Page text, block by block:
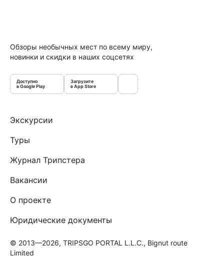
Обзоры необычных мест по всему миру,
новинки и скидки в наших соцсетях
Доступно
в Google Play
Загрузите
в App Store
Экскурсии
Туры
Журнал Трипстера
Вакансии
О проекте
Юридические документы
© 2013—2026, TRIPSGO PORTAL L.L.C., Bignut route
Limited